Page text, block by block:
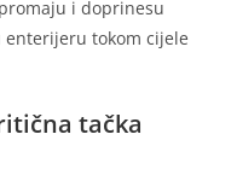
i doprinesu
tokom cijele
tačka